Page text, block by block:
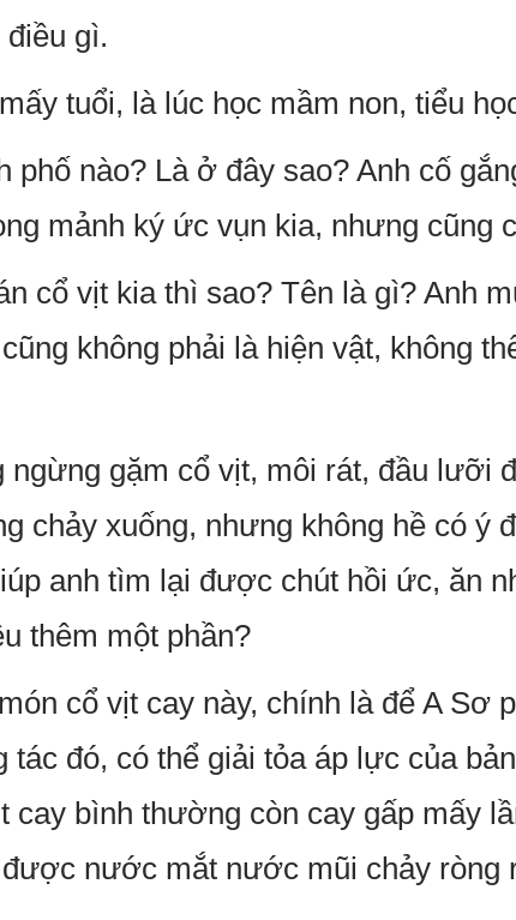
gì.
tuổi, là lúc học mầm non, tiểu
phố nào? Là ở đây sao? Anh cố
mảnh ký ức vụn kia, nhưng cũng
cổ vịt kia thì sao? Tên là gì? Anh
không phải là hiện vật, không
ngừng gặm cổ vịt, môi rát, đầu lưỡi
chảy xuống, nhưng không hề có ý
anh tìm lại được chút hồi ức, ăn
thêm một phần?
cổ vịt cay này, chính là để A Sơ
tác đó, có thể giải tỏa áp lực của
cay bình thường còn cay gấp mấy
nước mắt nước mũi chảy ròng